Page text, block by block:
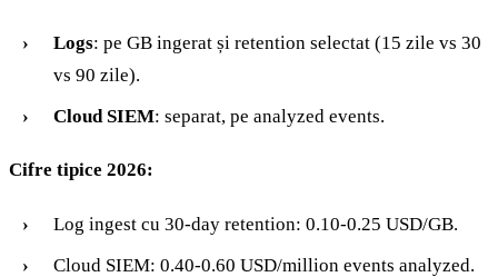
Logs: pe GB ingerat și retention selectat (15 zile vs 30
vs 90 zile).
Cloud SIEM: separat, pe analyzed events.
Cifre tipice 2026:
Log ingest cu 30-day retention: 0.10-0.25 USD/GB.
Cloud SIEM: 0.40-0.60 USD/million events analyzed.